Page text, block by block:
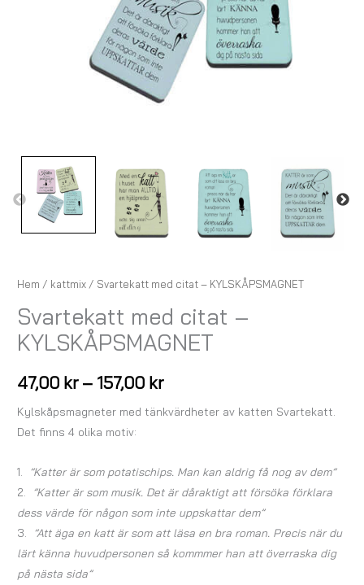
Hem / kattmix / Svartekatt med citat – KYLSKÅPSMAGNET
Svartekatt med citat –
KYLSKÅPSMAGNET
47,00 kr – 157,00 kr
Kylskåpsmagneter med tänkvärdheter av katten Svartekatt.
Det finns 4 olika motiv:
1.
”Katter är som potatischips. Man kan aldrig få nog av dem”
2.
”Katter är som musik. Det är dåraktigt att försöka förklara
dess värde för någon som inte uppskattar dem”
3.
”Att äga en katt är som att läsa en bra roman. Precis när du
lärt känna huvudpersonen så kommmer han att överraska dig
på nästa sida”